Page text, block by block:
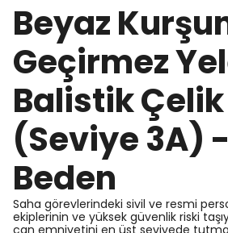
Beyaz
Geçirmez
Balistik
(Seviye 3A)
Beden
Saha görevlerindeki sivil ve resmi
ekiplerinin ve yüksek güvenlik riski
can emniyetini en üst seviyede